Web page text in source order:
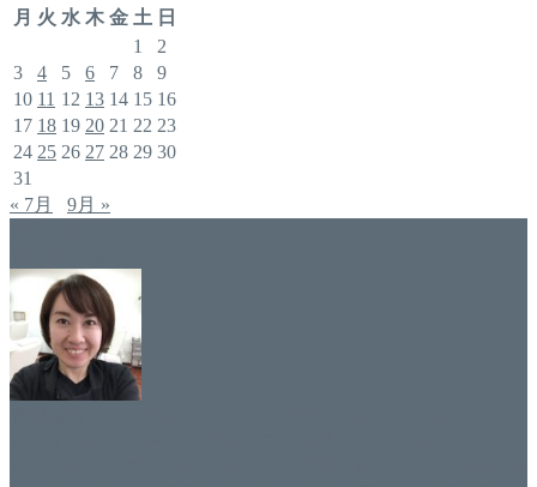
月 火 水 木 金 土 日
1
2
3
4 5 6 7 8
9
10 11 12 13 14 15 16
17 18 19 20 21 22 23
24 25 26 27 28 29 30
31
« 7月
9月 »